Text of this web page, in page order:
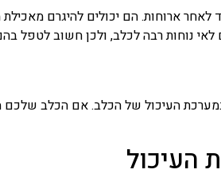
ארוחות. הם יכולים להיגרם מאכילת
לאי נוחות רבה לכלב, ולכן חשוב לטפל
העיכול של הכלב. אם הכלב
העיכול